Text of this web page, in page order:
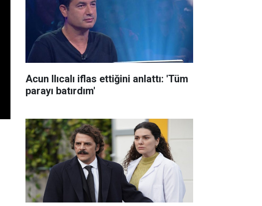
Acun Ilıcalı iflas ettiğini anlattı: 'Tüm
parayı batırdım'